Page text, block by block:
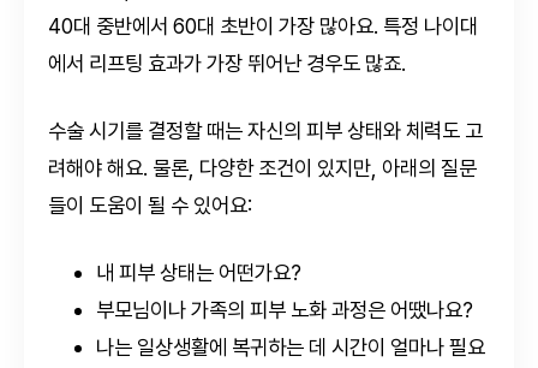
40대 중반에서 60대 초반이 가장 많아요. 특정 나이대
에서 리프팅 효과가 가장 뛰어난 경우도 많죠.
수술 시기를 결정할 때는 자신의 피부 상태와 체력도 고
려해야 해요. 물론, 다양한 조건이 있지만, 아래의 질문
들이 도움이 될 수 있어요:
내 피부 상태는 어떤가요?
부모님이나 가족의 피부 노화 과정은 어땠나요?
나는 일상생활에 복귀하는 데 시간이 얼마나 필요